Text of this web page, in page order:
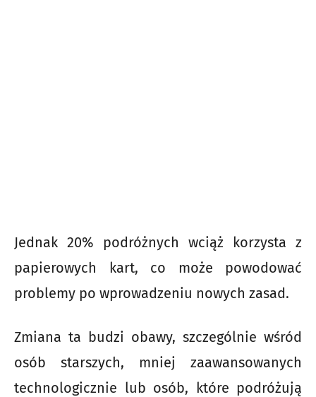
Jednak 20% podróżnych wciąż korzysta z
papierowych kart, co może powodować
problemy po wprowadzeniu nowych zasad.
Zmiana ta budzi obawy, szczególnie wśród
osób starszych, mniej zaawansowanych
technologicznie lub osób, które podróżują